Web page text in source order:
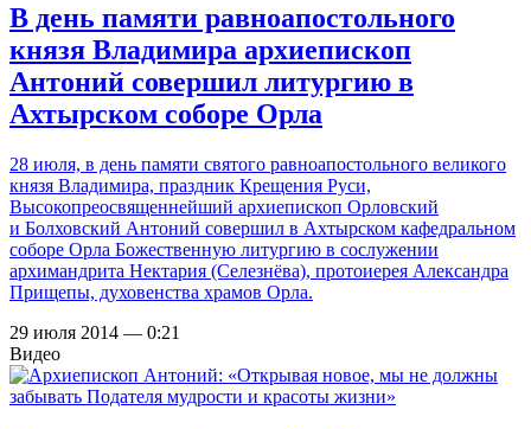
В день памяти равноапостольного
князя Владимира архиепископ
Антоний совершил литургию в
Ахтырском соборе Орла
28 июля, в день памяти святого равноапостольного великого
князя Владимира, праздник Крещения Руси,
Высокопреосвященнейший архиепископ Орловский
и Болховский Антоний совершил в Ахтырском кафедральном
соборе Орла Божественную литургию в сослужении
архимандрита Нектария (Селезнёва), протоиерея Александра
Прищепы, духовенства храмов Орла.
29 июля 2014 — 0:21
Видео